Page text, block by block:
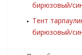
бирюзовый/
Тент
бирюзовый/